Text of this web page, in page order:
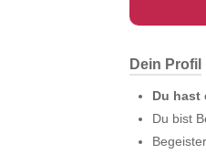
Dein Profil
Du hast
Du bist